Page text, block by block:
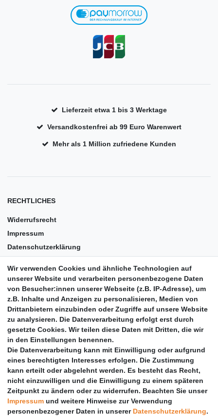
Lieferzeit etwa 1 bis 3 Werktage
Versandkostenfrei ab 99 Euro Warenwert
Mehr als 1 Million zufriedene Kunden
RECHTLICHES
Widerrufsrecht
Impressum
Datenschutzerklärung
Barrierefreiheit
Anleitungen
Vertrag widerrufen
PARTNER
DHL
GLS
PaketPLUS
SPONSORING
Wir verwenden Cookies und ähnliche Technologien auf
unserer Website und verarbeiten personenbezogene Daten
von Besucher:innen unserer Webseite (z.B. IP-Adresse), um
z.B. Inhalte und Anzeigen zu personalisieren, Medien von
Drittanbietern einzubinden oder Zugriffe auf unsere Website
zu analysieren. Die Datenverarbeitung erfolgt erst durch
gesetzte Cookies. Wir teilen diese Daten mit Dritten, die wir
in den Einstellungen benennen.
Die Datenverarbeitung kann mit Einwilligung oder aufgrund
eines berechtigten Interesses erfolgen. Die Zustimmung
kann erteilt oder abgelehnt werden. Es besteht das Recht,
nicht einzuwilligen und die Einwilligung zu einem späteren
Zeitpunkt zu ändern oder zu widerrufen. Beachten Sie unser
Impressum und weitere Hinweise zur Verwendung
personenbezogener Daten in unserer Daten­schutz­erklärung.